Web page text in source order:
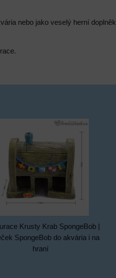
nebo jako veselý herní doplněk
Krusty Krab SpongeBob |
SpongeBob do akvária i na
hraní